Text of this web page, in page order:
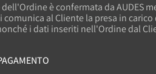
è confermata da
al Cliente la presa in
i dati inseriti nell'Ordine dal